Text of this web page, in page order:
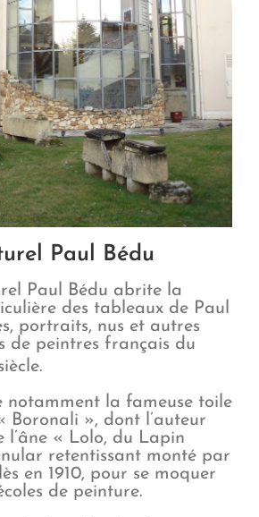
Paul Bédu
Paul Bédu abrite la
des tableaux de Paul
portraits, nus et autres
de peintres français du
notamment la fameuse toile
Boronali », dont l’auteur
l’âne « Lolo, du Lapin
retentissant monté par
en 1910, pour se moquer
de peinture.